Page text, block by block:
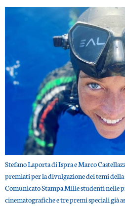
Stefano Laporta di Ispra e Marco
premiati per la divulgazione dei temi
Comunicato Stampa Mille studenti nelle
cinematografiche e tre premi speciali già